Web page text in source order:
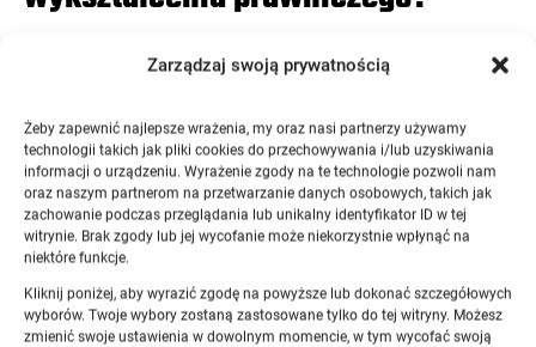
Zarządzaj swoją prywatnością
Żeby zapewnić najlepsze wrażenia, my oraz nasi partnerzy używamy
technologii takich jak pliki cookies do przechowywania i/lub uzyskiwania
informacji o urządzeniu. Wyrażenie zgody na te technologie pozwoli nam
oraz naszym partnerom na przetwarzanie danych osobowych, takich jak
zachowanie podczas przeglądania lub unikalny identyfikator ID w tej
witrynie. Brak zgody lub jej wycofanie może niekorzystnie wpłynąć na
niektóre funkcje.
Kliknij poniżej, aby wyrazić zgodę na powyższe lub dokonać szczegółowych
wyborów. Twoje wybory zostaną zastosowane tylko do tej witryny. Możesz
zmienić swoje ustawienia w dowolnym momencie, w tym wycofać swoją
Zgodnie z aktualnym stanem prawnym –tak
. Nie istnieje
prawnychosobom, którenie ukończyły studiów
prawniczych. Ale znowu: diabeł tkwi w szczegółach.
Jeśli udzielasz porad prywatnie, bez sugerowania, że
jesteś prawnikiem, i nie reprezentujesz klientów, to
działasz legalnie. Jeśli jednak:
otwierasz biuro porad prawnych,